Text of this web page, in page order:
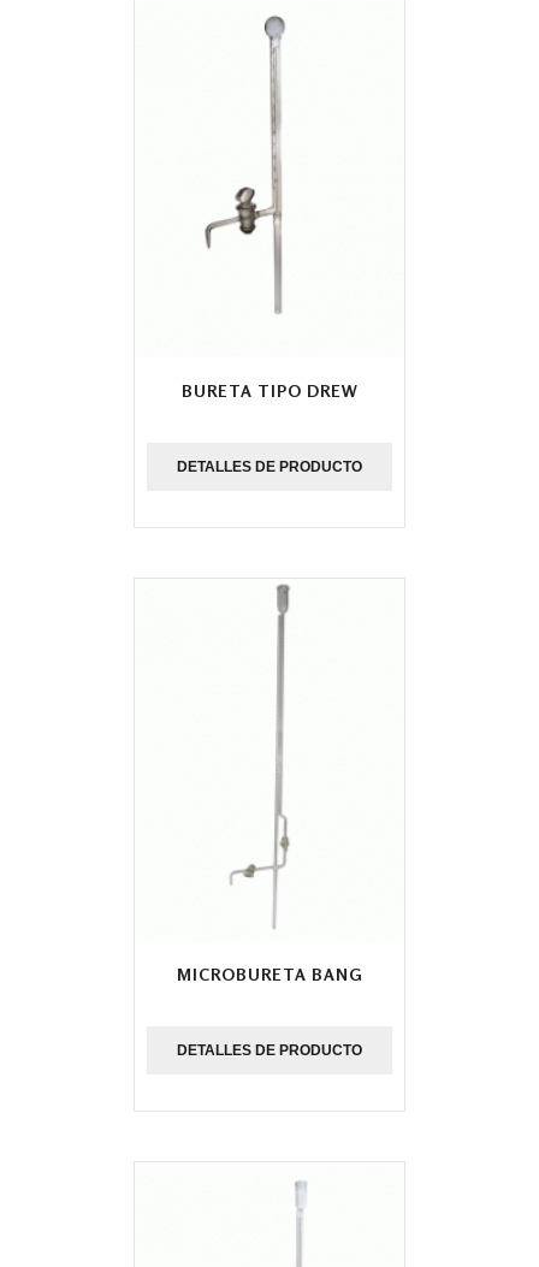
BURETA TIPO DREW
DETALLES DE PRODUCTO
MICROBURETA BANG
DETALLES DE PRODUCTO